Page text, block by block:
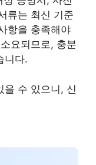
류는 최신 기준
항을 충족해야
요되므로, 충분
니다.
을 수 있으니, 신